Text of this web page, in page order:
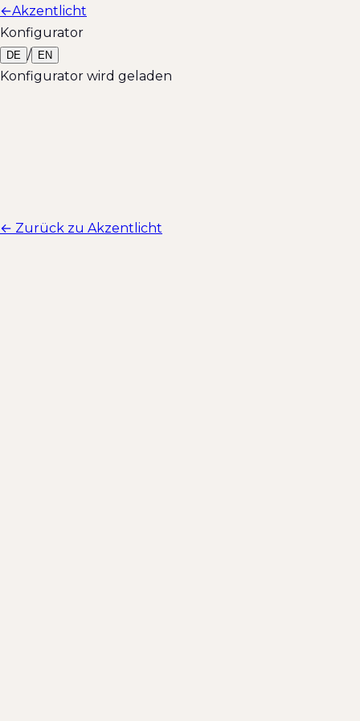
←Akzentlicht
Konfigurator
DE / EN
Konfigurator wird geladen
← Zurück zu Akzentlicht